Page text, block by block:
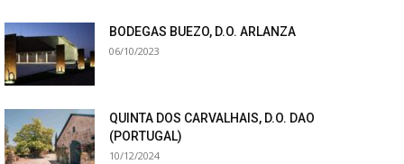
BODEGAS BUEZO, D.O. ARLANZA
06/10/2023
QUINTA DOS CARVALHAIS, D.O. DAO
(PORTUGAL)
10/12/2024